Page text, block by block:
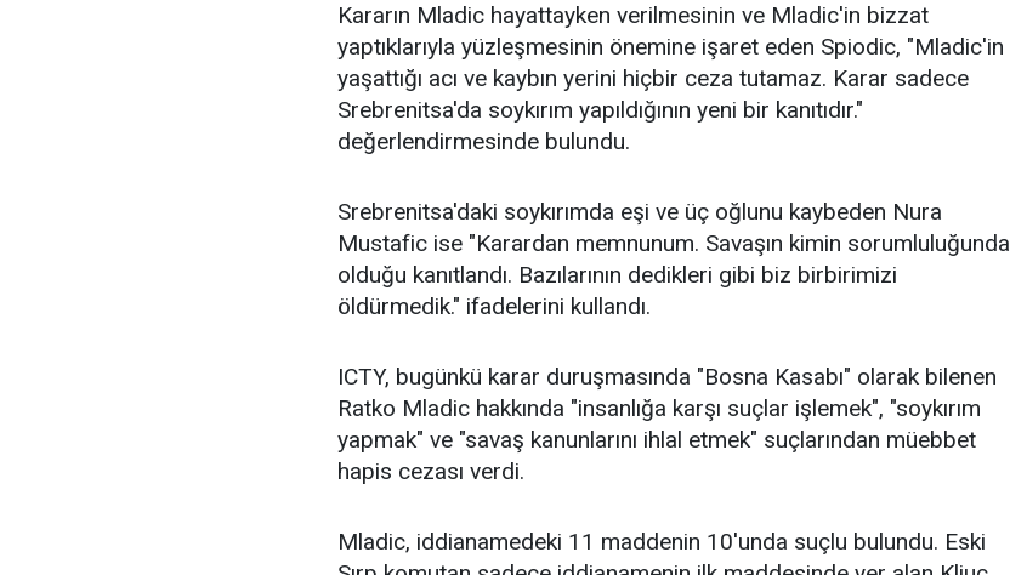
Kararın Mladic hayattayken verilmesinin ve Mladic'in bizzat
yaptıklarıyla yüzleşmesinin önemine işaret eden Spiodic, "Mladic'in
yaşattığı acı ve kaybın yerini hiçbir ceza tutamaz. Karar sadece
Srebrenitsa'da soykırım yapıldığının yeni bir kanıtıdır."
değerlendirmesinde bulundu.
Srebrenitsa'daki soykırımda eşi ve üç oğlunu kaybeden Nura
Mustafic ise "Karardan memnunum. Savaşın kimin sorumluluğunda
olduğu kanıtlandı. Bazılarının dedikleri gibi biz birbirimizi
öldürmedik." ifadelerini kullandı.
ICTY, bugünkü karar duruşmasında "Bosna Kasabı" olarak bilenen
Ratko Mladic hakkında "insanlığa karşı suçlar işlemek", "soykırım
yapmak" ve "savaş kanunlarını ihlal etmek" suçlarından müebbet
hapis cezası verdi.
Mladic, iddianamedeki 11 maddenin 10'unda suçlu bulundu. Eski